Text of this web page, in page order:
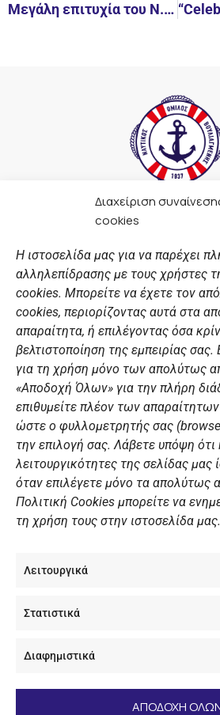
Διαχείριση
cookies
Η ιστοσελίδα μας για να παρέχει
αλληλεπίδρασης με τους χρήστες
cookies. Μπορείτε να έχετε τον
cookies, περιορίζοντας αυτά στα
απαραίτητα, ή επιλέγοντας όσα
βελτιστοποίηση της εμπειρίας
για τη χρήση μόνο των απολύτως
«Αποδοχή Όλων» για την πλήρη
επιθυμείτε πλέον των
ώστε ο φυλλομετρητής σας
την επιλογή σας. Λάβετε υπόψη ότι
λειτουργικότητες της σελίδας μας
όταν επιλέγετε μόνο τα απολύτως
Πολιτική Cookies μπορείτε να
τη χρήση τους στην ιστοσελίδα μας.
Λειτουργικά
Στατιστικά
Διαφημιστικά
ΑΠΟΔΟΧΗ
Μεγάλη επιτυχία του Ν.Ο.Β. στον Διασυλλογικό αγώνα ιστιοσανίδας στον ΑΟΓ
F
a
e
b
o
o
k
t
a
g
r
a
m
t
u
b
e
ΣΎΝΔΕΣΜΟΙ
Αθλητικές σχολές
Διάπλους
Χορηγοί
Summer Camp
ΠΡΟΣΩΠΙΚΑ ΔΕΔΟΜΕΝΑ
Πολιτική Ιστοσελίδας
Πολιτική Cookies Iστοσελίδας
Γενική Πολιτική ΝΟΒ
Ενημέρωση Summer Camp
ΕΠΙΚΟΙΝΩΝΊΑ
+30 210 89 62 416